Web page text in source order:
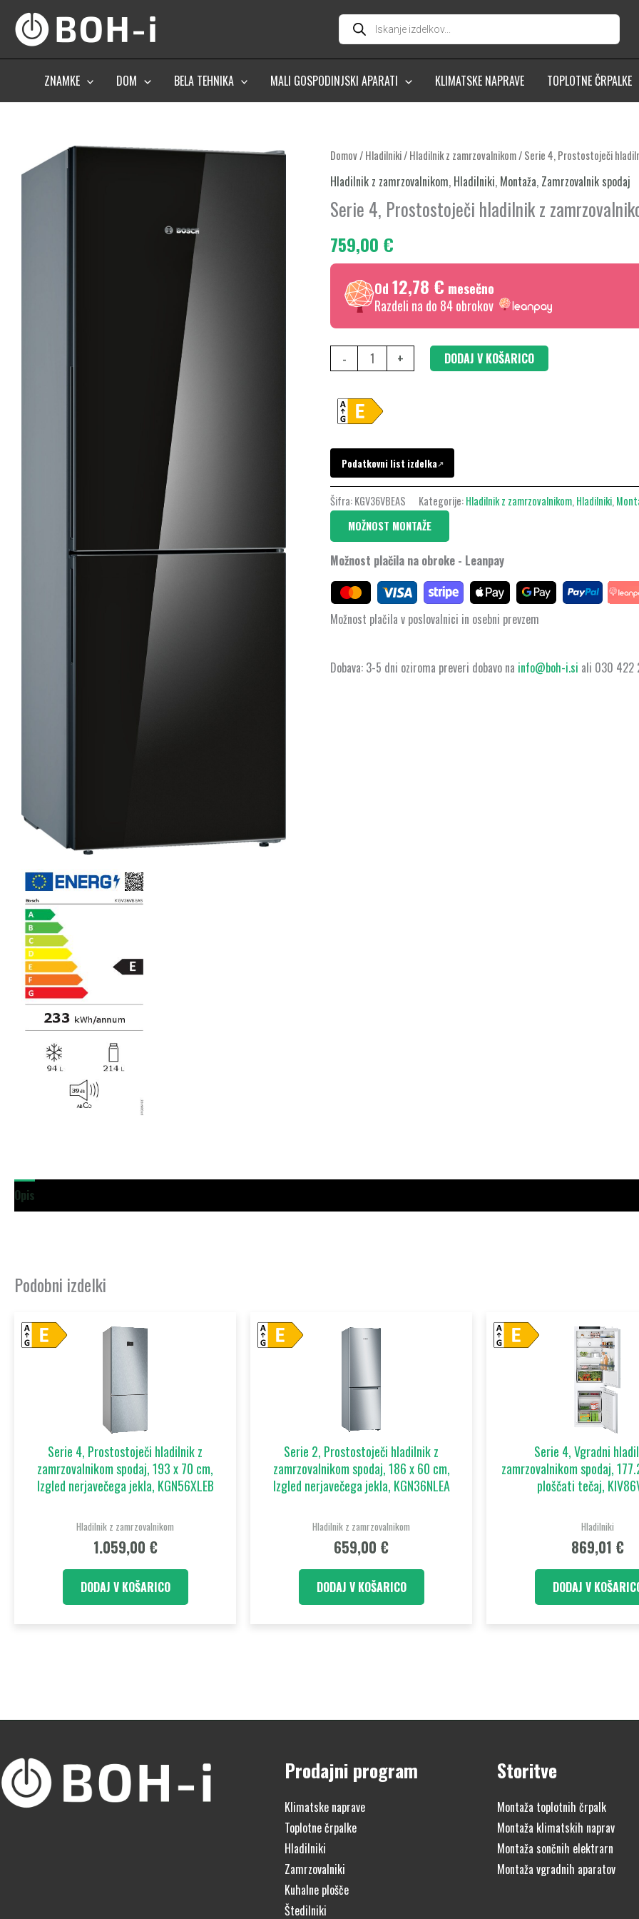
content
Products
search
ZNAMKE DOM BELA TEHNIKA MALI GOSPODINJSKI APARATI KLIMATSKE NAPRAVE TOPLOTNE ČRPALKE
Domov/Hladilniki/Hladilnik z zamrzovalnikom/ Serie 4, Prostostoječi
Hladilnik z zamrzovalnikom, Hladilniki, Montaža, Zamrzovalnik spodaj
Serie 4, Prostostoječi hladilnik z
759,00 €
Od12,78 € mesečno
Razdeli na do 84 obrokov
-
Serie
4,
hladilnik
z
zamrzovalnikom
spodaj,
186
x
60
cm,
KGV36VBEAS
količina
+ DODAJ V KOŠARICO
Podatkovni list izdelka↗
Šifra:KGV36VBEAS Kategorije:Hladilnik z zamrzovalnikom,Hladilniki,
MOŽNOST MONTAŽE
Možnost plačila na obroke - Leanpay
Možnost plačila v poslovalnici in osebni prevzem
Dobava: 3-5 dni oziroma preveri dobavo na info@boh-i.si ali 030 422
Opis
Podobni izdelki
Serie 4, Prostostoječi hladilnik z
zamrzovalnikom spodaj, 193 x 70 cm,
Izgled nerjavečega jekla, KGN56XLEB
Hladilnik z zamrzovalnikom
1.059,00 €
DODAJ V KOŠARICO
Serie 2, Prostostoječi hladilnik z
zamrzovalnikom spodaj, 186 x 60 cm,
Izgled nerjavečega jekla, KGN36NLEA
Hladilnik z zamrzovalnikom
659,00 €
DODAJ V KOŠARICO
Serie 4, Vgradni
zamrzovalnikom spodaj,
ploščati tečaj,
Hladilniki
869,01 €
DODAJ V
Prodajni program
Klimatske naprave
Toplotne črpalke
Hladilniki
Zamrzovalniki
Kuhalne plošče
Štedilniki
Storitve
Montaža toplotnih črpalk
Montaža klimatskih naprav
Montaža sončnih elektrarn
Montaža vgradnih aparatov